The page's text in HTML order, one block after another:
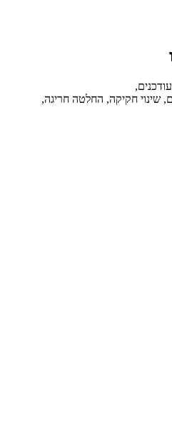
שינוי חקיקה, החלטה חריגה,